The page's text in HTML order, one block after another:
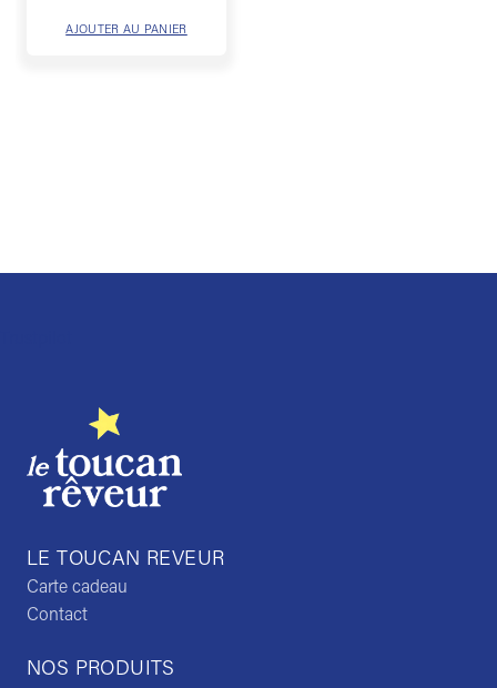
AJOUTER AU PANIER
NOS PRODUITS
LE TOUCAN REVEUR
Carte cadeau
Contact